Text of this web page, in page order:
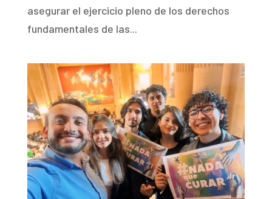
asegurar el ejercicio pleno de los derechos
fundamentales de las...